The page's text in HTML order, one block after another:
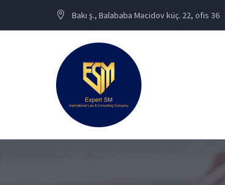
Bakı ş., Balababa Məcidov küç. 22, ofis 36